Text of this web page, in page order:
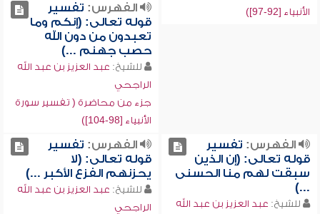
الأنبياء [92-97])
الفهرس: تفسير
قوله تعالى: (إنكم وما
تعبدون من دون الله
حصب جهنم ...)
للشيخ: عبد العزيز بن عبد الله
الراجحي
جزء من محاضرة ( تفسير سورة
الأنبياء [98-104])
الفهرس: تفسير
قوله تعالى: (إن الذين
سبقت لهم منا الحسنى
...)
للشيخ: عبد العزيز بن عبد الله
الفهرس: تفسير
قوله تعالى: (لا
يحزنهم الفزع الأكبر ...)
للشيخ: عبد العزيز بن عبد الله
الراجحي